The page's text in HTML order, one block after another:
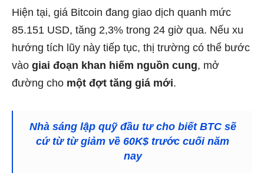
Hiện tại, giá Bitcoin đang giao dịch quanh mức
85.151 USD, tăng 2,3% trong 24 giờ qua. Nếu xu
hướng tích lũy này tiếp tục, thị trường có thể bước
vào giai đoạn khan hiếm nguồn cung, mở
đường cho một đợt tăng giá mới.
Nhà sáng lập quỹ đầu tư cho biết BTC sẽ
cứ từ từ giảm về 60K$ trước cuối năm
nay